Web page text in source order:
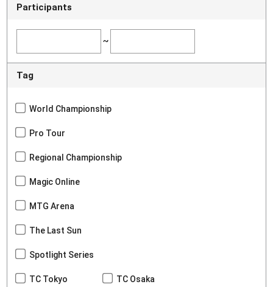
Participants
~
Tag
World Championship
Pro Tour
Regional Championship
Magic Online
MTG Arena
The Last Sun
Spotlight Series
TC Tokyo TC Osaka